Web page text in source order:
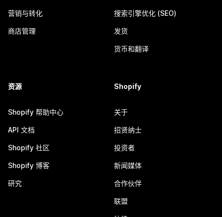
营销与转化
商店管理
搜索引擎优化 (SEO)
发货
货币和翻译
资源
Shopify 帮助中心
API 文档
Shopify 社区
Shopify 博客
研究
Shopify
关于
招贤纳士
投资者
新闻媒体
合作伙伴
联盟